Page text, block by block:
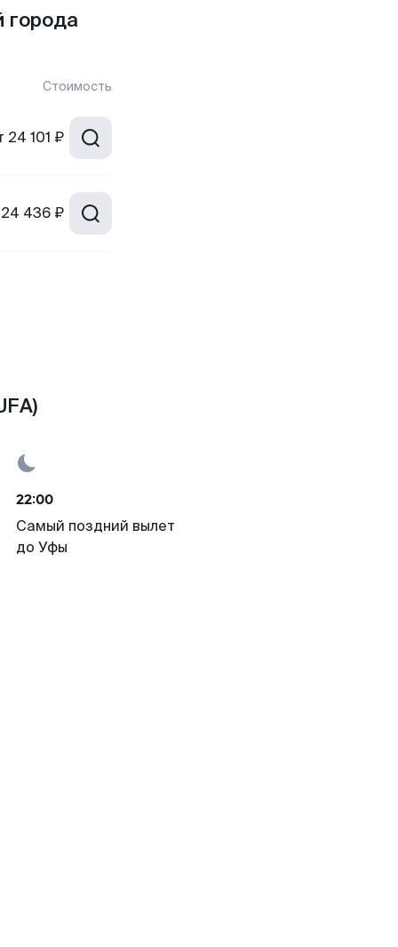
Стоимость
24 101 ₽
24 436 ₽
22:00
Самый поздний вылет
до Уфы